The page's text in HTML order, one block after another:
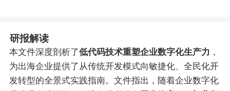
研报解读
本文件深度剖析了低代码技术重塑企业数字化生产力 ，
为出海企业提供了从传统开发模式向敏捷化、全民化开
发转型的全景式实践指南。文件指出，随着企业数字化